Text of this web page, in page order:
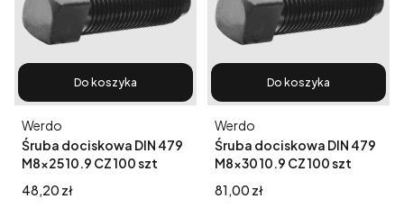
Do koszyka
Śruba dociskowa DIN 479
M8x25 10.9 CZ 100 szt
Producent
Werdo
Cena
48,20 zł
Do koszyka
Śruba dociskowa DIN 479
M8x30 10.9 CZ 100 szt
Producent
Werdo
Cena
81,00 zł